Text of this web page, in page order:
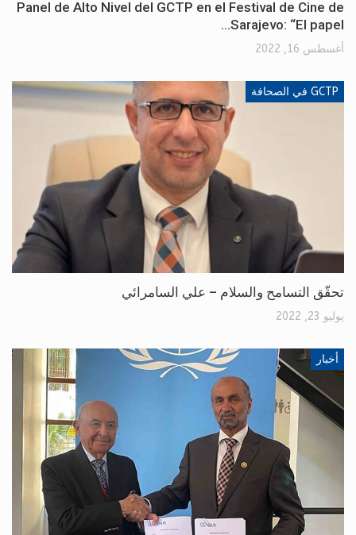
Panel de Alto Nivel del GCTP en el Festival de Cine de
Sarajevo: “El papel…
أغسطس 16, 2022
GCTP في الصحافة
تحقّق التسامح والسلام – علي السامرائي
يوليو 23, 2022
أخبار